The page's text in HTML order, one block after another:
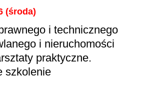
(środa)
i technicznego
i nieruchomości
praktyczne.
szkolenie